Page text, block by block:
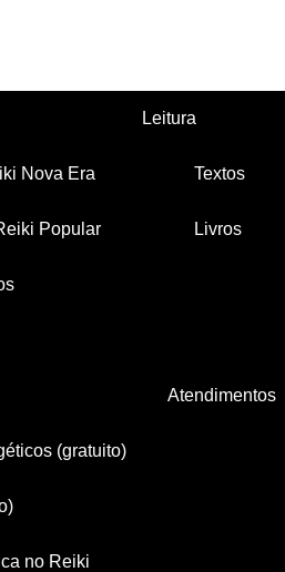
Nova Era
Popular
Leitura
Textos
Livros
(gratuito)
no Reiki
Atendimentos